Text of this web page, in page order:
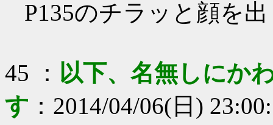
P135のチラッと顔を
45 ： 以下、名無しにか
す ： 2014/04/06(日)